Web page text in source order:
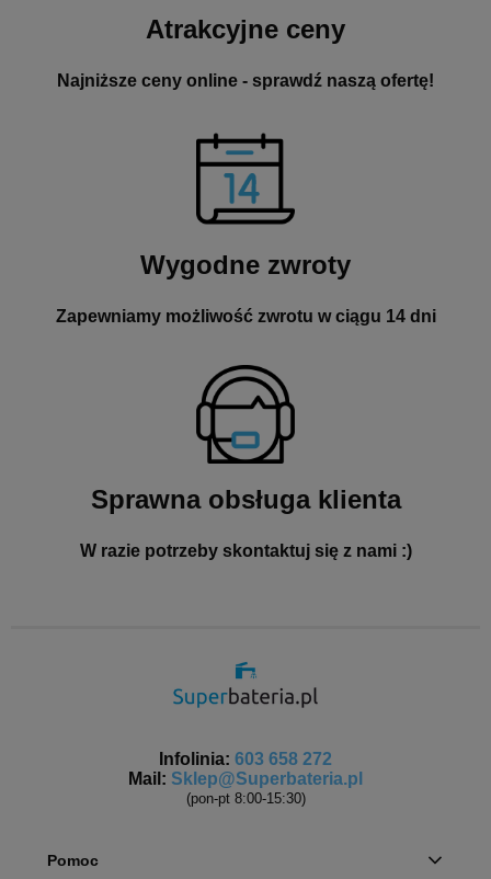
Atrakcyjne ceny
Najniższe ceny online - sprawdź naszą ofertę!
Wygodne zwroty
Zapewniamy możliwość zwrotu w ciągu 14 dni
Sprawna obsługa klienta
W razie potrzeby skontaktuj się z nami :)
Infolinia: 603 658 272
Mail: Sklep@Superbateria.pl
(pon-pt 8:00-15:30)
Pomoc